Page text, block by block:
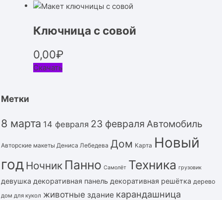
Ключница с совой
0,00₽
Скачать
Метки
8 марта 14 февраля 23 февраля Автомобиль
Авторские макеты Дениса Лебедева Дом Карта Новый
год Ночник Панно Самолёт Техника грузовик
девушка декоративная панель декоративная решётка дерево
дом для кукол животные здание карандашница